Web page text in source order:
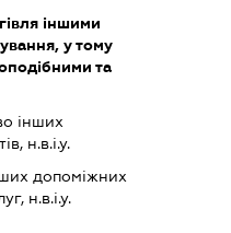
іншими
у тому
та
інших
н.в.і.у.
допоміжних
н.в.і.у.